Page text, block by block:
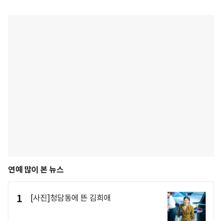
연예 많이 본 뉴스
1 [사진]청담동에 뜬 김희애